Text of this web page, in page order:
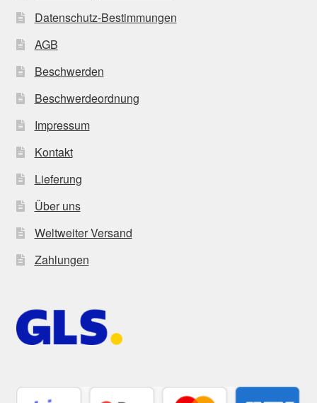
Datenschutz-Bestimmungen
AGB
Beschwerden
Beschwerdeordnung
Impressum
Kontakt
Lieferung
Über uns
Weltweiter Versand
Zahlungen